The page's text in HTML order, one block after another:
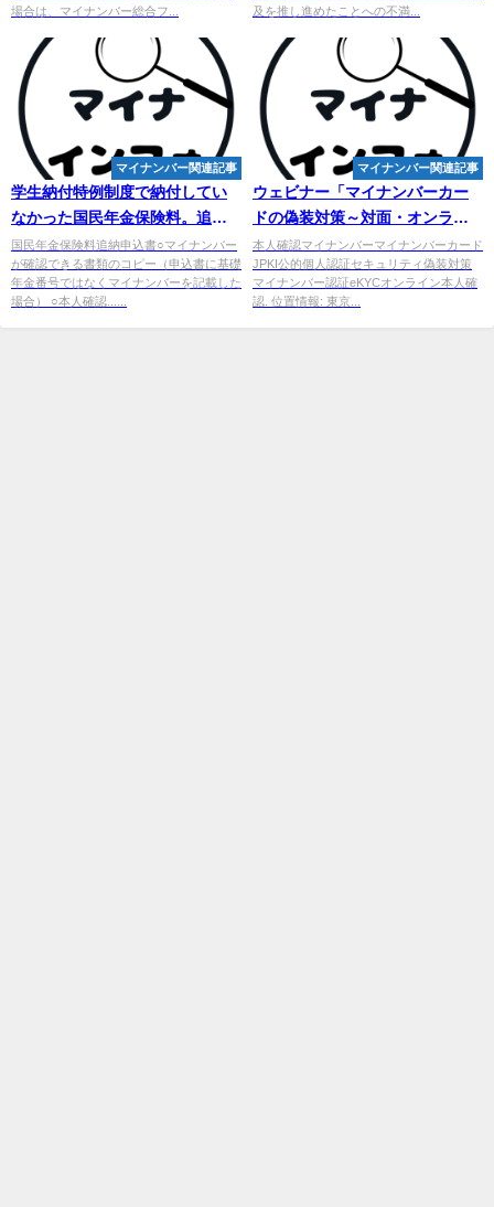
場合は、マイナンバー総合フ...
及を推し進めたことへの不満...
マイナンバー関連記事
学生納付特例制度で納付してい
なかった国民年金保険料。追納
の方法は？
国民年金保険料追納申込書○マイナンバー
が確認できる書類のコピー（申込書に基礎
年金番号ではなくマイナンバーを記載した
場合） ○本人確認......
マイナンバー関連記事
ウェビナー「マイナンバーカー
ドの偽装対策～対面・オンライ
ンの本人確認別に解説～」を
本人確認マイナンバーマイナンバーカード
JPKI公的個人認証セキュリティ偽装対策
マイナンバー認証eKYCオンライン本人確
認. 位置情報: 東京...